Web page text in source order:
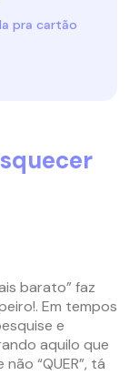
pra cartão
barato” faz
Em tempos
e
aquilo que
“QUER”, tá